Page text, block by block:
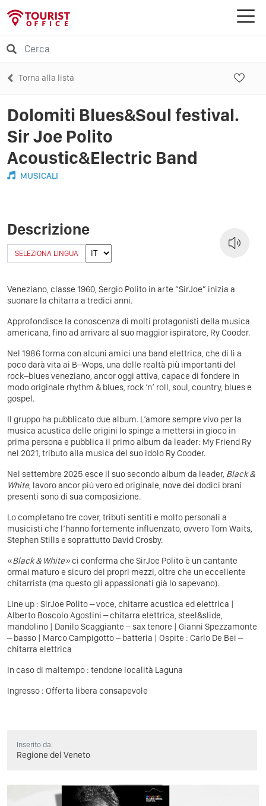
Torna alla lista
Dolomiti Blues&Soul festival.
Sir Joe Polito
Acoustic&Electric Band
MUSICALI
Descrizione
SELEZIONA LINGUA
Veneziano, classe 1960, Sergio Polito in arte “SirJoe” inizia a
suonare la chitarra a tredici anni.
Approfondisce la conoscenza di molti protagonisti della musica
americana, fino ad arrivare al suo maggior ispiratore, Ry Cooder.
Nel 1986 forma con alcuni amici una band elettrica, che di lì a
poco darà vita ai B–Wops, una delle realtà più importanti del
rock–blues veneziano, ancor oggi attiva, capace di fondere in
modo originale rhythm & blues, rock ’n’ roll, soul, country, blues e
gospel.
Il gruppo ha pubblicato due album. L’amore sempre vivo per la
musica acustica delle origini lo spinge a mettersi in gioco in
prima persona e pubblica il primo album da leader: My Friend Ry
nel 2021, tributo alla musica del suo idolo Ry Cooder.
Nel settembre 2025 esce il suo secondo album da leader, Black &
White, lavoro ancor più vero ed originale, nove dei dodici brani
presenti sono di sua composizione.
Lo completano tre cover, tributi sentiti e molto personali a
musicisti che l’hanno fortemente influenzato, ovvero Tom Waits,
Stephen Stills e soprattutto David Crosby.
«Black & White»ci conferma che SirJoe Polito è un cantante
ormai maturo e sicuro dei propri mezzi, oltre che un eccellente
chitarrista (ma questo gli appassionati già lo sapevano).
Line up : SirJoe Polito – voce, chitarre acustica ed elettrica |
Alberto Boscolo Agostini – chitarra elettrica, steel&slide,
mandolino | DaniloScaggiante – saxtenore | Gianni Spezzamonte
– basso | Marco Campigotto – batteria | Ospite : Carlo De Bei –
chitarra elettrica
In caso di maltempo : tendone località Laguna
Ingresso : Offerta libera consapevole
Inserito da:
Regione del Veneto